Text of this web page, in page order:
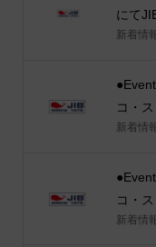
にて
新着情報
コ・
新着情
コ・
新着情